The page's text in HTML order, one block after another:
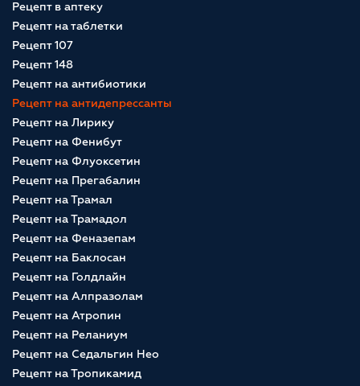
Рецепт в аптеку
Рецепт на таблетки
Рецепт 107
Рецепт 148
Рецепт на антибиотики
Рецепт на антидепрессанты
Рецепт на Лирику
Рецепт на Фенибут
Рецепт на Флуоксетин
Рецепт на Прегабалин
Рецепт на Трамал
Рецепт на Трамадол
Рецепт на Феназепам
Рецепт на Баклосан
Рецепт на Голдлайн
Рецепт на Алпразолам
Рецепт на Атропин
Рецепт на Реланиум
Рецепт на Седальгин Нео
Рецепт на Тропикамид